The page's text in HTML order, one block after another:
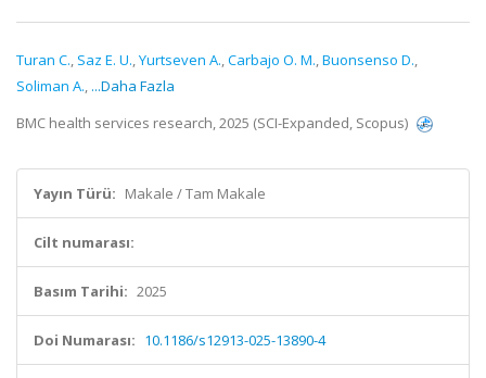
Turan C., Saz E. U.,Yurtseven A.,Carbajo O. M.,Buonsenso D.,
Soliman A., ...Daha Fazla
BMC health services research, 2025 (SCI-Expanded, Scopus)
Yayın Türü: Makale / Tam Makale
Cilt numarası:
Basım Tarihi: 2025
Doi Numarası: 10.1186/s12913-025-13890-4